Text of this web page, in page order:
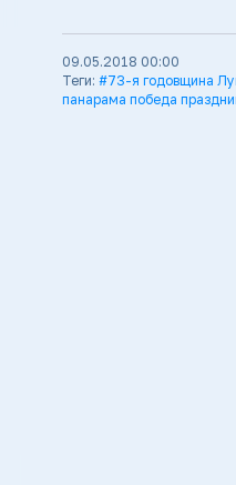
09.05.2018 00:00
Теги: #73-я годовщина
панарама победа